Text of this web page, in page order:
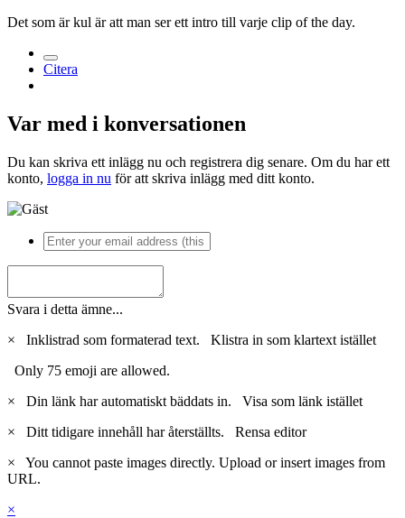
Det som är kul är att man ser ett intro till varje clip of the day.
Citera
Var med i konversationen
Du kan skriva ett inlägg nu och registrera dig senare. Om du har ett
konto, logga in nu för att skriva inlägg med ditt konto.
Svara i detta ämne...
×
Inklistrad som formaterad text. Klistra in som klartext istället
Only 75 emoji are allowed.
×
Din länk har automatiskt bäddats in. Visa som länk istället
×
Ditt tidigare innehåll har återställts. Rensa editor
×
You cannot paste images directly. Upload or insert images from
URL.
×